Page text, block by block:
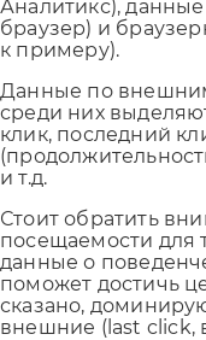
Аналитикс),
браузер) и
к примеру).
Данные по
среди них
клик, последний
и т.д.
Стоит обратить
посещаемости для
данные о
поможет достичь
сказано,
внешние (last click,